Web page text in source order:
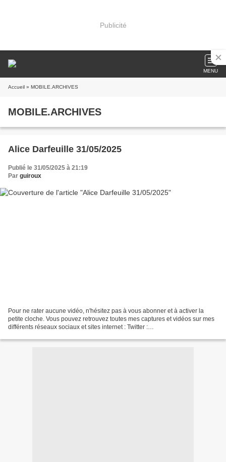
Publicité
MENU
Accueil » MOBILE.ARCHIVES
MOBILE.ARCHIVES
Alice Darfeuille 31/05/2025
Publié le 31/05/2025 à 21:19
Par guiroux
Pour ne rater aucune vidéo, n'hésitez pas à vous abonner et à activer la
petite cloche. Vous pouvez retrouvez toutes mes captures et vidéos sur mes
différents réseaux sociaux et sites internet : Twitter :
https://www.facebook.com/capsdeguiroux/...